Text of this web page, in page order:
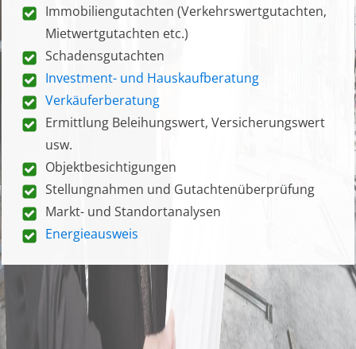
Immobiliengutachten (Verkehrswertgutachten,
Mietwertgutachten etc.)
Schadensgutachten
Investment- und Hauskaufberatung
Verkäuferberatung
Ermittlung Beleihungswert, Versicherungswert
usw.
Objektbesichtigungen
Stellungnahmen und Gutachtenüberprüfung
Markt- und Standortanalysen
Energieausweis